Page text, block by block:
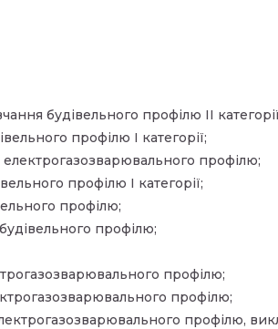
будівельного профілю ІІ
профілю І категорії;
профілю;
профілю І категорії;
профілю;
профілю;
профілю;
профілю;
профілю,